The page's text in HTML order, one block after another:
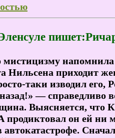
мистицизму напомнила
Нильсена приходит
таки изводил
— справедливо
Выясняется, что
продиктовал он ей ни